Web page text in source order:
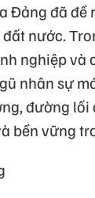
Đảng đã đề
nước.
nghiệp và
nhân sự
đường
bền vững